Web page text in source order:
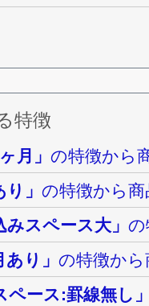
特徴
ヶ月」の特徴から
り」の特徴から
みスペース大」
あり」の特徴か
ペース:罫線無し